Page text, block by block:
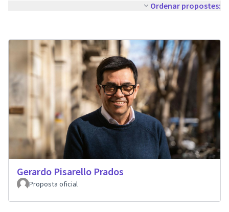
Ordenar propostes:
Gerardo Pisarello Prados
Proposta oficial